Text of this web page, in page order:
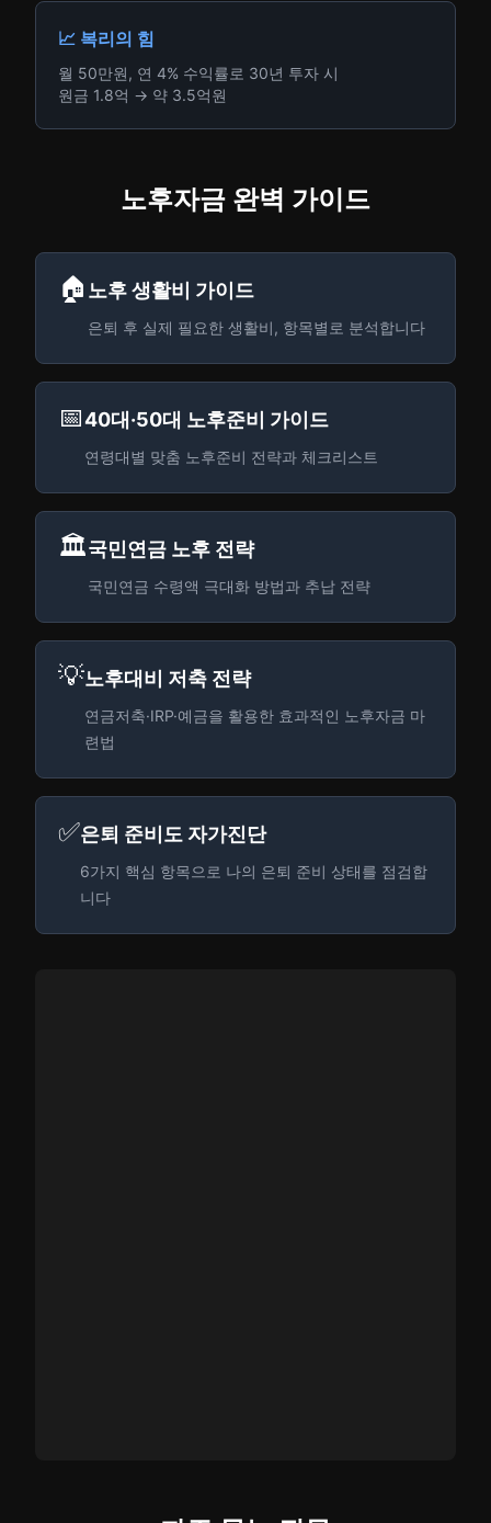
📈 복리의 힘
월 50만원, 연 4% 수익률로 30년 투자 시
원금 1.8억 → 약 3.5억원
노후자금 완벽 가이드
🏠 노후 생활비 가이드
은퇴 후 실제 필요한 생활비, 항목별로 분석합니다
📅40대·50대 노후준비 가이드
연령대별 맞춤 노후준비 전략과 체크리스트
🏛️국민연금 노후 전략
국민연금 수령액 극대화 방법과 추납 전략
💡노후대비 저축 전략
연금저축·IRP·예금을 활용한 효과적인 노후자금 마
련법
✅은퇴 준비도 자가진단
6가지 핵심 항목으로 나의 은퇴 준비 상태를 점검합
니다